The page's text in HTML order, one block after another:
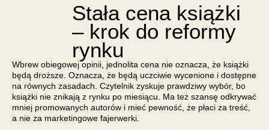
Stała cena książki
– krok do reformy
rynku
Wbrew obiegowej opinii, jednolita cena nie oznacza, że książki
będą droższe. Oznacza, że będą uczciwie wycenione i dostępne
na równych zasadach. Czytelnik zyskuje prawdziwy wybór, bo
książki nie znikają z rynku po miesiącu. Ma też szansę odkrywać
mniej promowanych autorów i mieć pewność, że płaci za treść,
a nie za marketingowe fajerwerki.